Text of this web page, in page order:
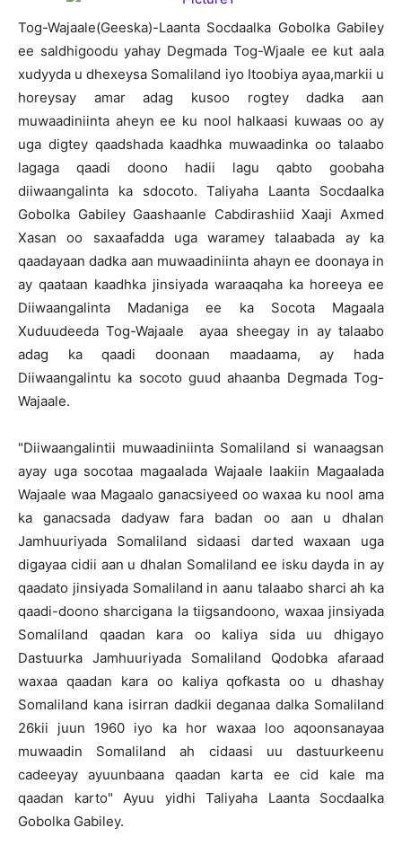
Tog-Wajaale(Geeska)-Laanta Socdaalka Gobolka Gabiley
ee saldhigoodu yahay Degmada Tog-Wjaale ee kut aala
xudyyda u dhexeysa Somaliland iyo Itoobiya ayaa,markii u
horeysay amar adag kusoo rogtey dadka aan
muwaadiniinta aheyn ee ku nool halkaasi kuwaas oo ay
uga digtey qaadshada kaadhka muwaadinka oo talaabo
lagaga qaadi doono hadii lagu qabto goobaha
diiwaangalinta ka sdocoto. Taliyaha Laanta Socdaalka
Gobolka Gabiley Gaashaanle Cabdirashiid Xaaji Axmed
Xasan oo saxaafadda uga waramey talaabada ay ka
qaadayaan dadka aan muwaadiniinta ahayn ee doonaya in
ay qaataan kaadhka jinsiyada waraaqaha ka horeeya ee
Diiwaangalinta Madaniga ee ka Socota Magaala
Xuduudeeda Tog-Wajaale ayaa sheegay in ay talaabo
adag ka qaadi doonaan maadaama, ay hada
Diiwaangalintu ka socoto guud ahaanba Degmada Tog-
Wajaale.
"Diiwaangalintii muwaadiniinta Somaliland si wanaagsan
ayay uga socotaa magaalada Wajaale laakiin Magaalada
Wajaale waa Magaalo ganacsiyeed oo waxaa ku nool ama
ka ganacsada dadyaw fara badan oo aan u dhalan
Jamhuuriyada Somaliland sidaasi darted waxaan uga
digayaa cidii aan u dhalan Somaliland ee isku dayda in ay
qaadato jinsiyada Somaliland in aanu talaabo sharci ah ka
qaadi-doono sharcigana la tiigsandoono, waxaa jinsiyada
Somaliland qaadan kara oo kaliya sida uu dhigayo
Dastuurka Jamhuuriyada Somaliland Qodobka afaraad
waxaa qaadan kara oo kaliya qofkasta oo u dhashay
Somaliland kana isirran dadkii deganaa dalka Somaliland
26kii juun 1960 iyo ka hor waxaa loo aqoonsanayaa
muwaadin Somaliland ah cidaasi uu dastuurkeenu
cadeeyay ayuunbaana qaadan karta ee cid kale ma
qaadan karto" Ayuu yidhi Taliyaha Laanta Socdaalka
Gobolka Gabiley.